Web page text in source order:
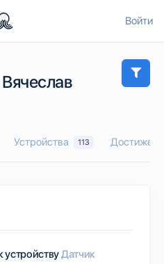
Войти
Устройства 113
устройствуДатчик